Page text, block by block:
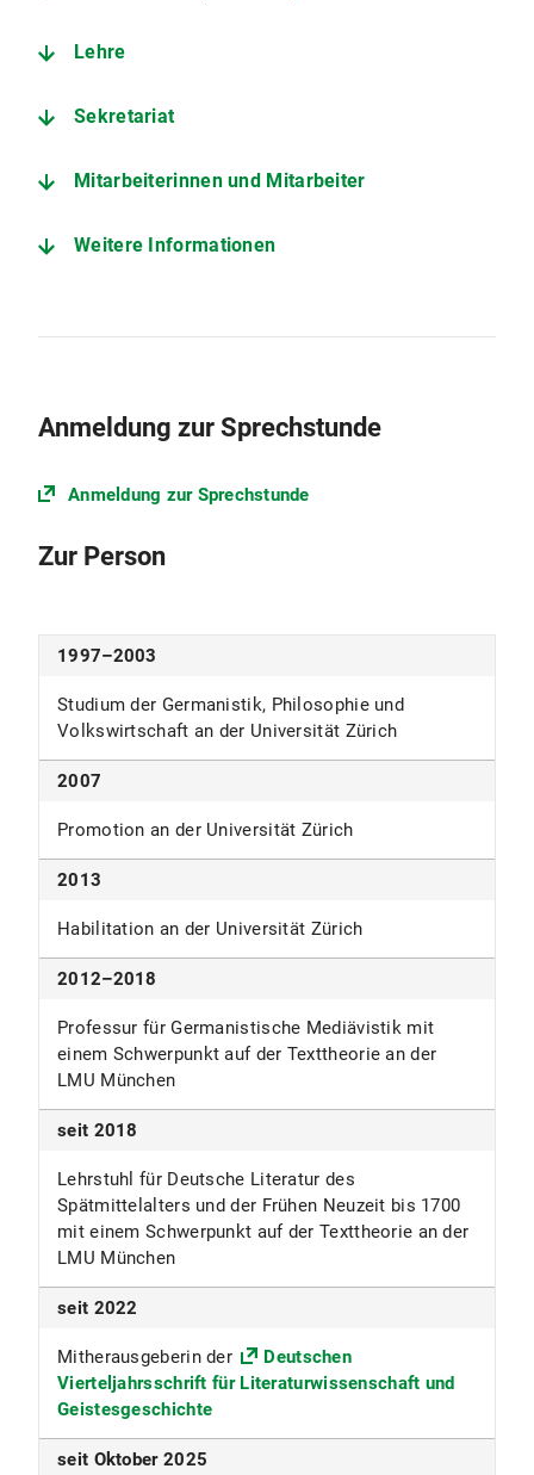
Lehre
Sekretariat
Mitarbeiterinnen und Mitarbeiter
Weitere Informationen
Anmeldung zur Sprechstunde
Anmeldung zur Sprechstunde
Zur Person
1997–2003
Studium der Germanistik, Philosophie und
Volkswirtschaft an der Universität Zürich
2007
Promotion an der Universität Zürich
2013
Habilitation an der Universität Zürich
2012–2018
Professur für Germanistische Mediävistik mit
einem Schwerpunkt auf der Texttheorie an der
LMU München
seit 2018
Lehrstuhl für Deutsche Literatur des
Spätmittelalters und der Frühen Neuzeit bis 1700
mit einem Schwerpunkt auf der Texttheorie an der
LMU München
seit 2022
Mitherausgeberin der
Deutschen
Vierteljahrsschrift für Literaturwissenschaft und
Geistesgeschichte
seit Oktober 2025